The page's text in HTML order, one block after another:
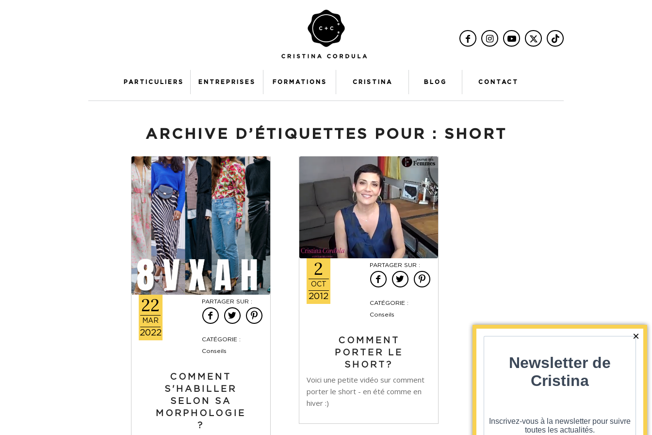
PARTICULIERS ENTREPRISES FORMATIONS CRISTINA BLOG CONTACT
ARCHIVE D’ÉTIQUETTES POUR : SHORT
22
MAR
2022
PARTAGER SUR :
CATÉGORIE :
Conseils
COMMENT
S'HABILLER
SELON SA
MORPHOLOGIE
?
2
OCT
2012
PARTAGER SUR :
CATÉGORIE :
Conseils
COMMENT
PORTER LE
SHORT?
Voici une petite vidéo sur comment
porter le short - en été comme en
hiver :)
Newsletter de
Cristina
Inscrivez-vous à la newsletter pour suivre
toutes les actualités.